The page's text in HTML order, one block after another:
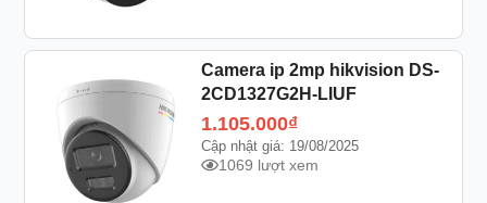
Camera ip 2mp hikvision DS-
2CD1327G2H-LIUF
1.105.000₫
Cập nhật giá: 19/08/2025
1069 lượt xem